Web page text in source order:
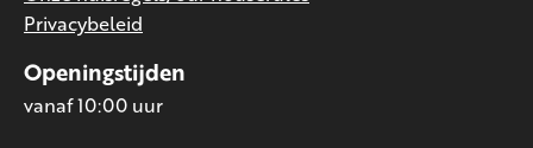
Openingstijden
vanaf 10:00 uur
Privacybeleid